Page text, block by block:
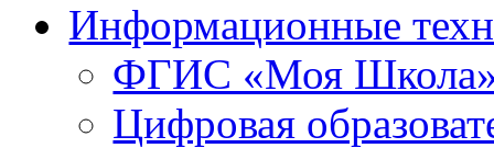
Информационные
ФГИС «Моя
Цифровая